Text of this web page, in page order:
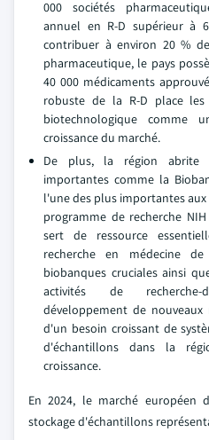
000 sociétés
annuel en R-D supérieur à
contribuer à environ 20 %
pharmaceutique, le pays
40 000 médicaments
robuste de la R-D place les
biotechnologique comme
croissance du marché.
De plus, la région abrite
importantes comme la
l'une des plus importantes
programme de recherche
sert de ressource
recherche en médecine
biobanques cruciales ainsi
activités de
développement de
d'un besoin croissant de
d'échantillons dans la
croissance.
En 2024, le marché européen
stockage d'échantillons